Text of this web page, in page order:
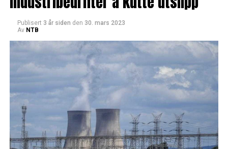
Publisert 3 år siden den 30. mars 2023
Av NTB